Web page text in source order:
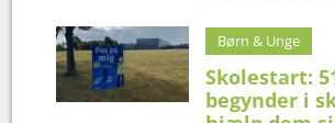
Børn & Unge
Skolestart:
begynder i